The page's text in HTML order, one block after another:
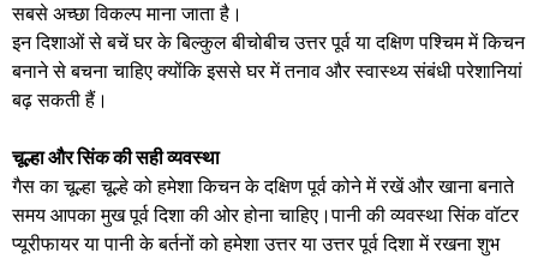
सबसे अच्छा विकल्प माना जाता है।
​इन दिशाओं से बचें घर के बिल्कुल बीचोबीच उत्तर पूर्व या दक्षिण पश्चिम में किचन
बनाने से बचना चाहिए क्योंकि इससे घर में तनाव और स्वास्थ्य संबंधी परेशानियां
बढ़ सकती हैं।
​चूल्हा और सिंक की सही व्यवस्था
​गैस का चूल्हा चूल्हे को हमेशा किचन के दक्षिण पूर्व कोने में रखें और खाना बनाते
समय आपका मुख पूर्व दिशा की ओर होना चाहिए।​पानी की व्यवस्था सिंक वॉटर
प्यूरीफायर या पानी के बर्तनों को हमेशा उत्तर या उत्तर पूर्व दिशा में रखना शुभ